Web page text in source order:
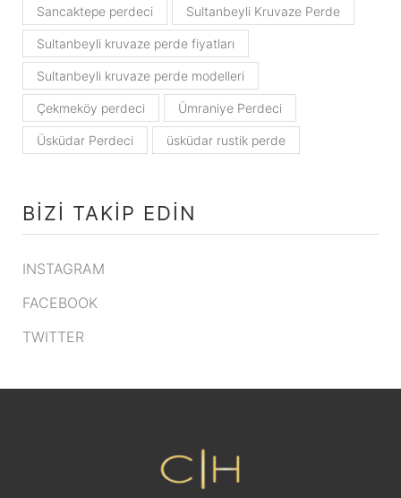
Sancaktepe perdeci Sultanbeyli Kruvaze Perde
Sultanbeyli kruvaze perde fiyatları
Sultanbeyli kruvaze perde modelleri
Çekmeköy perdeci Ümraniye Perdeci
Üsküdar Perdeci üsküdar rustik perde
BIZI TAKIP EDIN
INSTAGRAM
FACEBOOK
TWITTER